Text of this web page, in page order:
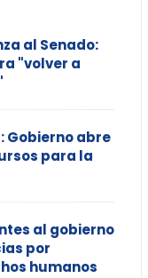
al Senado:
"volver a
Gobierno abre
para la
al gobierno
por
humanos